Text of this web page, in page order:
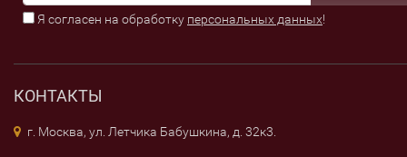
Я согласен на обработку персональных данных!
КОНТАКТЫ
г. Москва, ул. Летчика Бабушкина, д. 32к3.